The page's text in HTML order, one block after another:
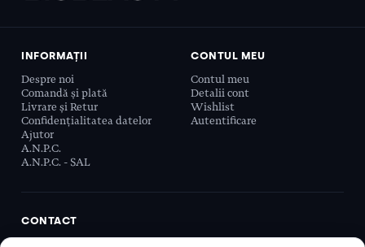
INFORMAȚII
Despre noi
Comandă și plată
Livrare și Retur
Confidențialitatea datelor
Ajutor
A.N.P.C.
A.N.P.C. - SAL
CONTUL MEU
Contul meu
Detalii cont
Wishlist
Autentificare
CONTACT